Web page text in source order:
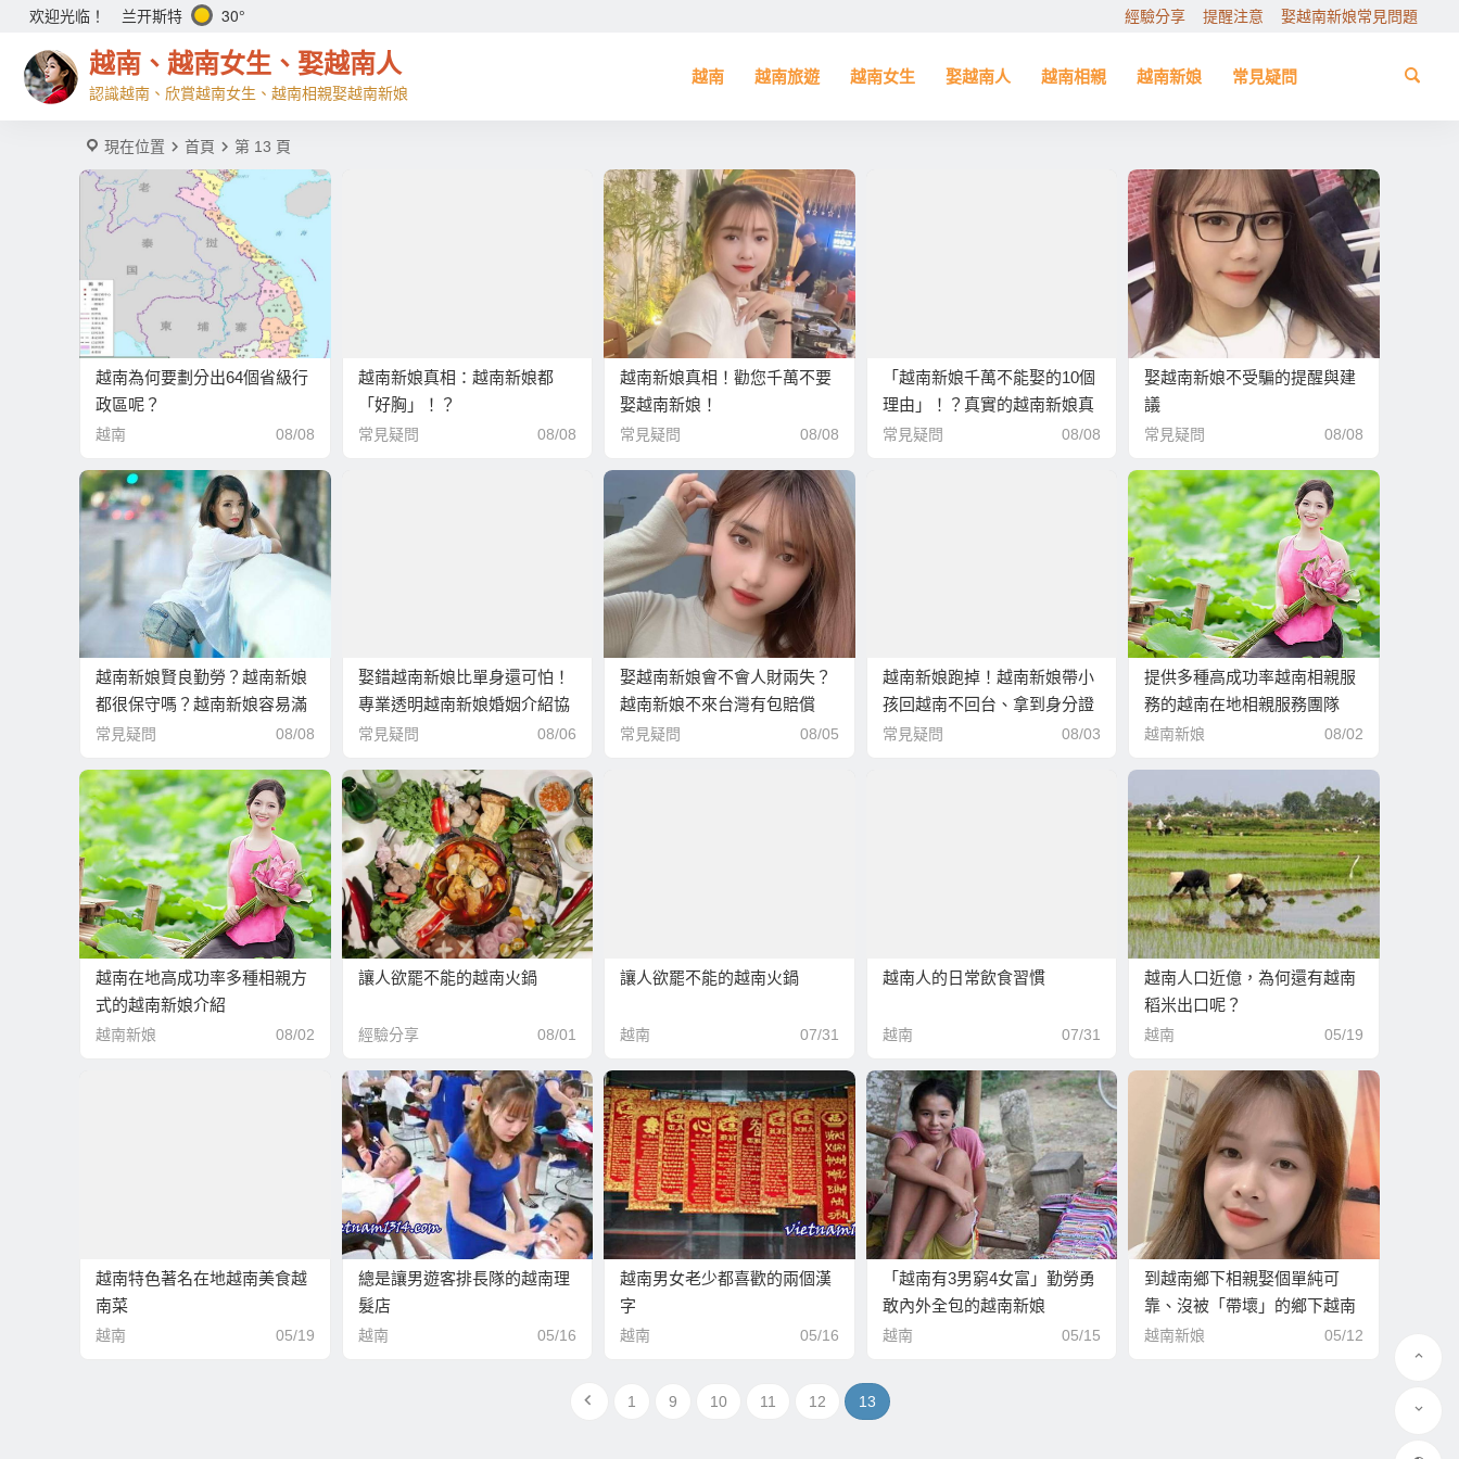
欢迎光临！ 兰开斯特 30° 經驗分享 提醒注意 娶越南新娘常見問題
越南、越南女生、娶越南人
認識越南、欣賞越南女生、越南相親娶越南新娘
越南 越南旅遊 越南女生 娶越南人 越南相親 越南新娘 常見疑問
現在位置 首頁 第 13 頁
越南為何要劃分出64個省級行
政區呢？
越南 08/08
越南新娘真相：越南新娘都
「好胸」！？
常見疑問 08/08
越南新娘真相！勸您千萬不要
娶越南新娘！
常見疑問 08/08
「越南新娘千萬不能娶的10個
理由」！？真實的越南新娘真
相！
常見疑問 08/08
娶越南新娘不受騙的提醒與建
議
常見疑問 08/08
越南新娘賢良勤勞？越南新娘
都很保守嗎？越南新娘容易滿
足嗎？
常見疑問 08/08
娶錯越南新娘比單身還可怕！
專業透明越南新娘婚姻介紹協
助娶到可靠越南新娘！
常見疑問 08/06
娶越南新娘會不會人財兩失？
越南新娘不來台灣有包賠償
嗎？
常見疑問 08/05
越南新娘跑掉！越南新娘帶小
孩回越南不回台、拿到身分證
就離婚的真相！
常見疑問 08/03
提供多種高成功率越南相親服
務的越南在地相親服務團隊
越南新娘 08/02
越南在地高成功率多種相親方
式的越南新娘介紹
越南新娘 08/02
讓人欲罷不能的越南火鍋
經驗分享 08/01
讓人欲罷不能的越南火鍋
越南 07/31
越南人的日常飲食習慣
越南 07/31
越南人口近億，為何還有越南
稻米出口呢？
越南 05/19
越南特色著名在地越南美食越
南菜
越南 05/19
總是讓男遊客排長隊的越南理
髮店
越南 05/16
越南男女老少都喜歡的兩個漢
字
越南 05/16
「越南有3男窮4女富」勤勞勇
敢內外全包的越南新娘
越南 05/15
到越南鄉下相親娶個單純可
靠、沒被「帶壞」的鄉下越南
新娘！
越南新娘 05/12
1 9 10 11 12 13